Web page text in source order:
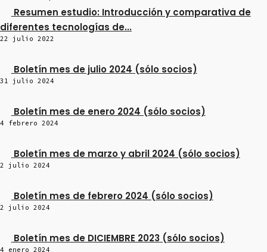
Resumen estudio: Introducción y comparativa de
diferentes tecnologías de...
22 julio 2022
Boletín mes de julio 2024 (sólo socios)
31 julio 2024
Boletín mes de enero 2024 (sólo socios)
4 febrero 2024
Boletín mes de marzo y abril 2024 (sólo socios)
2 julio 2024
Boletín mes de febrero 2024 (sólo socios)
2 julio 2024
Boletín mes de DICIEMBRE 2023 (sólo socios)
4 enero 2024